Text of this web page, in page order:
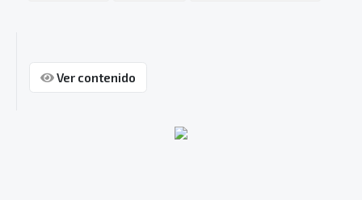
Ver contenido